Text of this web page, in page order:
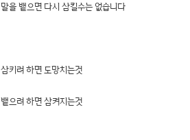
말을 뱉으면 다시 삼킬수는 없습니다
삼키려 하면 도망치는것
뱉으려 하면 삼켜지는것